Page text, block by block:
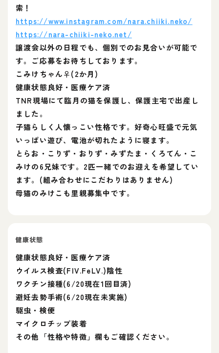
索！
https://www.instagram.com/nara.chiiki.neko/
https://nara-chiiki-neko.net/
譲渡会以外の日程でも、個別でのお見合いが可能で
す。ご応募をお待ちしております。
こみけちゃん♀(2か月)
健康状態良好・医療ケア済
TNR現場にて臨月の猫を保護し、保護主宅で出産し
ました。
子猫らしく人懐っこい性格です。好奇心旺盛で元気
いっぱい遊び、電池が切れたように寝ます。
とらお・こりず・おりず・みずたま・くろてん・こ
みけの6兄妹です。2匹一緒でのお迎えを希望してい
ます。(組み合わせにこだわりはありません)
母猫のみけこも里親募集中です。
健康状態
健康状態良好・医療ケア済
ウイルス検査(FIV.FeLV.)陰性
ワクチン接種(6/20現在1回目済)
避妊去勢手術(6/20現在未実施)
駆虫・検便
マイクロチップ装着
その他「性格や特徴」欄もご確認ください。